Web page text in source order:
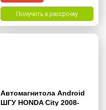
Получить в рассрочку
Автомагнитола Android
ШГУ HONDA City 2008-